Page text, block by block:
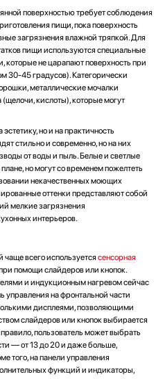
поверхностью требует соблюдения
пищи, пока поверхность
загрязнения влажной тряпкой. Для
пищи используются специальные
не царапают поверхность при
30-45 градусов). Категорически
металлические мочалки
кислоты), которые могут
но и на практичность
стильно и современно, но на них
от воды и пыль. Белые и светлые
но могут со временем пожелтеть
некачественных моющих
оттенки представляют собой
мелкие загрязнения
интерьеров.
всего используется сенсорная
помощи слайдеров или кнопок.
и индукционным нагревом сейчас
управления на фронтальной части
дисплеями, позволяющими
слайдеров или кнопок выбирается
пользователь может выбрать
— от 13 до 20 и даже больше,
того, на панели управления
функций и индикаторы,